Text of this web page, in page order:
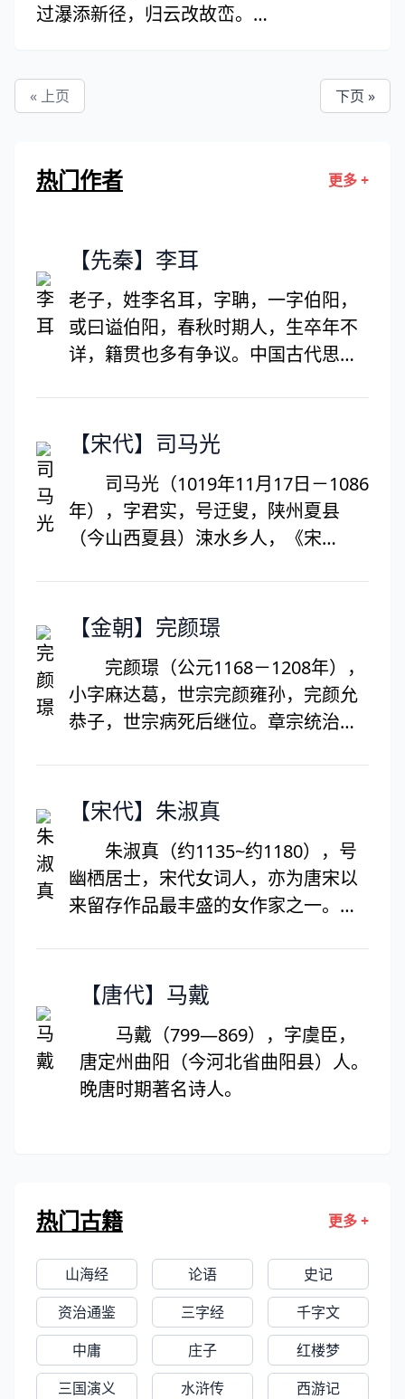
过瀑添新径，归云改故峦。
« 上页 下页 »
热门作者 更多 +
【先秦】李耳
老子，姓李名耳，字聃，一字伯阳，
或曰谥伯阳，春秋时期人，生卒年不
详，籍贯也多有争议。中国古代思想
并称“老庄”。在道教中被尊为始祖，
发展具有深刻影响，其思想核心是朴
素的辩证法。在政治上，主张无为而
治、不言之教。在权术上，讲究物极
修的始祖。老子传世作品《道德经》
（又称《老子》），是全球文字出版
发行量最大的著作之一。
【宋代】司马光
司马光（1019年11月17日－1086
年），字君实，号迂叟，陕州夏县
（今山西夏县）涑水乡人，《宋
北宋史学家、文学家。历仕仁宗、英
国公，谥文正，主持编纂了中国历史
上第一部编年体通史《资治通鉴》，
为人温良谦恭、刚正不阿，其人格堪
《资治通鉴》、《温国文正司马公文
集》、《稽古录》、《涑水记闻》、
《潜虚》等。
【金朝】完颜璟
完颜璟（公元1168－1208年），
小字麻达葛，世宗完颜雍孙，完颜允
恭子，世宗病死后继位。章宗统治前
陵（今北京市房山县大房山东北）。
【宋代】朱淑真
朱淑真（约1135~约1180），号
幽栖居士，宋代女词人，亦为唐宋以
来留存作品最丰盛的女作家之一。南
海宁人”，一说浙江钱塘（今浙江杭
吏，因志趣不合，夫妻不睦，终致其
抑郁早逝。又传淑真过世后，父母将
其生前文稿付之一炬。其余生平不可
【唐代】马戴
马戴（799—869），字虞臣，
唐定州曲阳（今河北省曲阳县）人。
晚唐时期著名诗人。
热门古籍 更多 +
山海经 论语
史记
资治通鉴
三字经
千字文
中庸
庄子
红楼梦
三国演义
水浒传 西游记